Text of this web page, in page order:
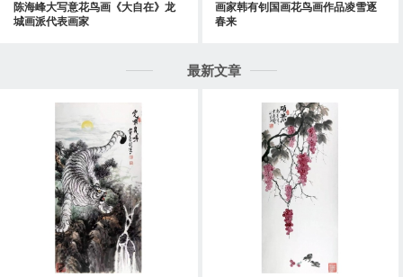
陈海峰大写意花鸟画《大自在》龙
城画派代表画家
画家韩有钊国画花鸟画作品凌雪逐
春来
最新文章